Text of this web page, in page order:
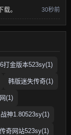
。 30秒前
打金版本523sy(1)
韩版迷失传奇(1)
(1)
战神1.80523sy(1)
奇网站523sy(1)